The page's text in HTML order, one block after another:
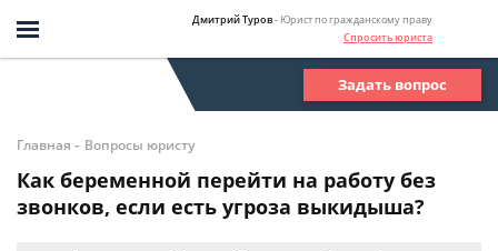
Дмитрий Туров- Юрист по гражданскому праву
Спросить юриста
Задать вопрос
Главная - Вопросы юристу
Как беременной перейти на работу без
звонков, если есть угроза выкидыша?